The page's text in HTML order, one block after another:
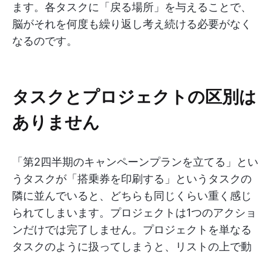
ます。各タスクに「戻る場所」を与えることで、
脳がそれを何度も繰り返し考え続ける必要がなく
なるのです。
タスクとプロジェクトの区別は
ありません
「第2四半期のキャンペーンプランを立てる」とい
うタスクが「搭乗券を印刷する」というタスクの
隣に並んでいると、どちらも同じくらい重く感じ
られてしまいます。プロジェクトは1つのアクショ
ンだけでは完了しません。プロジェクトを単なる
タスクのように扱ってしまうと、リストの上で動